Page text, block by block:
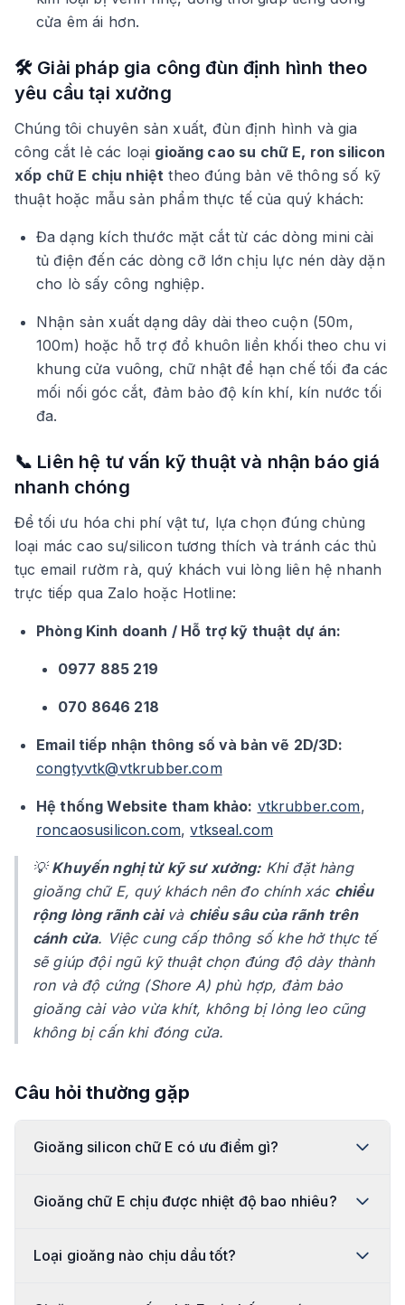
cửa êm ái hơn.
🛠 Giải pháp gia công đùn định hình theo
yêu cầu tại xưởng
Chúng tôi chuyên sản xuất, đùn định hình và gia
công cắt lẻ các loại gioăng cao su chữ E, ron silicon
xốp chữ E chịu nhiệt theo đúng bản vẽ thông số kỹ
thuật hoặc mẫu sản phẩm thực tế của quý khách:
Đa dạng kích thước mặt cắt từ các dòng mini cài
tủ điện đến các dòng cỡ lớn chịu lực nén dày dặn
cho lò sấy công nghiệp.
Nhận sản xuất dạng dây dài theo cuộn (50m,
100m) hoặc hỗ trợ đổ khuôn liền khối theo chu vi
khung cửa vuông, chữ nhật để hạn chế tối đa các
mối nối góc cắt, đảm bảo độ kín khí, kín nước tối
đa.
📞 Liên hệ tư vấn kỹ thuật và nhận báo giá
nhanh chóng
Để tối ưu hóa chi phí vật tư, lựa chọn đúng chủng
loại mác cao su/silicon tương thích và tránh các thủ
tục email rườm rà, quý khách vui lòng liên hệ nhanh
trực tiếp qua Zalo hoặc Hotline:
Phòng Kinh doanh / Hỗ trợ kỹ thuật dự án:
0977 885 219
070 8646 218
Email tiếp nhận thông số và bản vẽ 2D/3D:
congtyvtk@vtkrubber.com
Hệ thống Website tham khảo: vtkrubber.com,
roncaosusilicon.com,vtkseal.com
💡Khuyến nghị từ kỹ sư xưởng:Khi đặt hàng
gioăng chữ E, quý khách nên đo chính xác chiều
rộng lòng rãnh càivà chiều sâu của rãnh trên
cánh cửa. Việc cung cấp thông số khe hở thực tế
sẽ giúp đội ngũ kỹ thuật chọn đúng độ dày thành
ron và độ cứng (Shore A) phù hợp, đảm bảo
gioăng cài vào vừa khít, không bị lỏng leo cũng
không bị cấn khi đóng cửa.
Câu hỏi thường gặp
Gioăng silicon chữ E có ưu điểm gì?
Gioăng chữ E chịu được nhiệt độ bao nhiêu?
Loại gioăng nào chịu dầu tốt?